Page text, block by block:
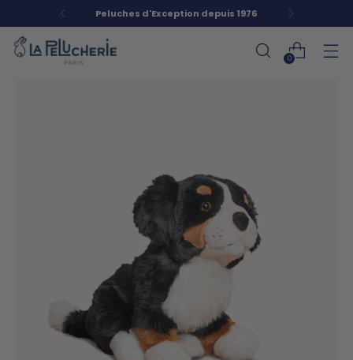
Peluches d'Exception depuis 1976
0